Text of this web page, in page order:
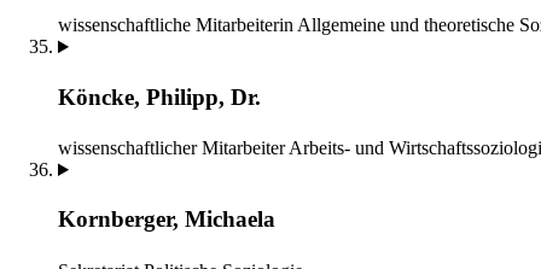
wissenschaftliche Mitarbeiterin Allgemeine und theoretische
Köncke, Philipp, Dr.
wissenschaftlicher Mitarbeiter Arbeits- und
Kornberger, Michaela